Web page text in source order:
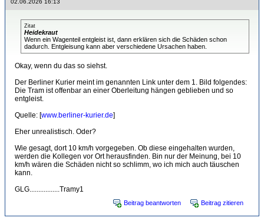
02.06.2026 16:13
Zitat
Heidekraut
Wenn ein Wagenteil entgleist ist, dann erklären sich die Schäden schon
dadurch. Entgleisung kann aber verschiedene Ursachen haben.
Okay, wenn du das so siehst.
Der Berliner Kurier meint im genannten Link unter dem 1. Bild folgendes:
Die Tram ist offenbar an einer Oberleitung hängen geblieben und so
entgleist.
Quelle: [www.berliner-kurier.de]
Eher unrealistisch. Oder?
Wie gesagt, dort 10 km/h vorgegeben. Ob diese eingehalten wurden,
werden die Kollegen vor Ort herausfinden. Bin nur der Meinung, bei 10
km/h wären die Schäden nicht so schlimm, wo ich mich auch täuschen
kann.
GLG.................Tramy1
Beitrag beantworten Beitrag zitieren